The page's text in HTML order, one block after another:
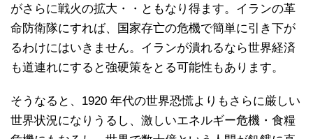
がさらに戦火の拡大・・ともなり得ます。イランの革
命防衛隊にすれば、国家存亡の危機で簡単に引き下が
るわけにはいきません。イランが潰れるなら世界経済
も道連れにすると強硬策をとる可能性もあります。
そうなると、1920 年代の世界恐慌よりもさらに厳しい
世界状況になりうるし、激しいエネルギー危機・食糧